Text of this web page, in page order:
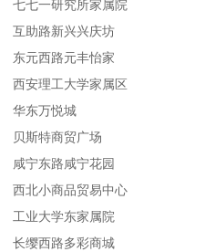
七七一研究所家属院
互助路新兴兴庆坊
东元西路元丰怡家
西安理工大学家属区
华东万悦城
贝斯特商贸广场
咸宁东路咸宁花园
西北小商品贸易中心
工业大学东家属院
长缨西路多彩商城